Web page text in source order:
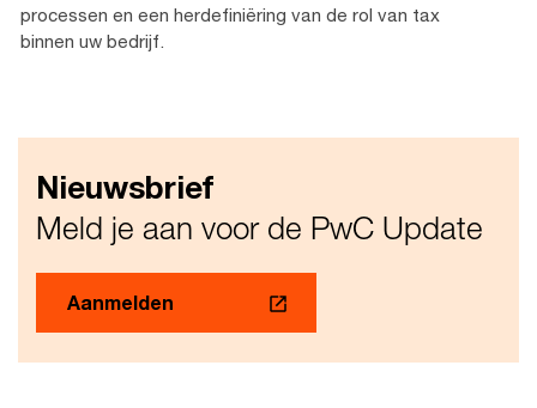
processen en een herdefiniëring van de rol van tax
binnen uw bedrijf.
Nieuwsbrief
Meld je aan voor de PwC Update
Aanmelden